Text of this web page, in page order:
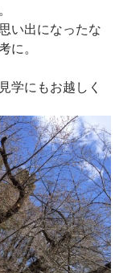
い出になったな
に。
学にもお越しく